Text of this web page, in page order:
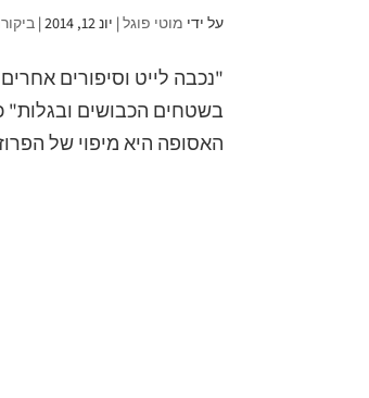
על ידי מוטי פוגל| יונ 12, 2014 |
"נכבה לייט וסיפורים
בשטחים הכבושים ובגלות"
האסופה היא מיפוי של